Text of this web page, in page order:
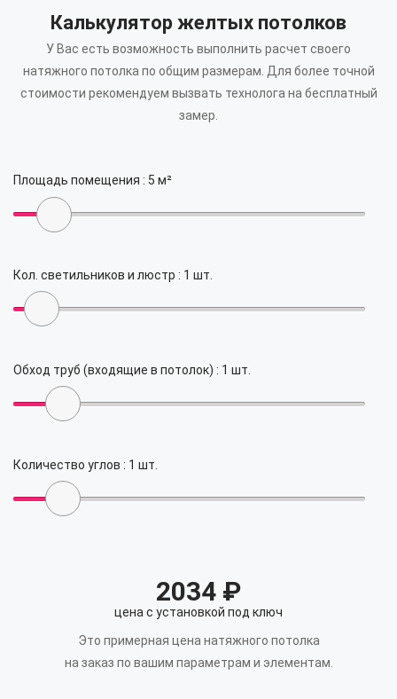
Калькулятор желтых потолков
У Вас есть возможность выполнить расчет своего
натяжного потолка по общим размерам. Для более точной
стоимости рекомендуем вызвать технолога на бесплатный
замер.
Площадь помещения : 5 м²
Кол. светильников и люстр : 1 шт.
Обход труб (входящие в потолок) : 1 шт.
Количество углов : 1 шт.
2034 ₽
цена с установкой под ключ
Это примерная цена натяжного потолка
на заказ по вашим параметрам и элементам.